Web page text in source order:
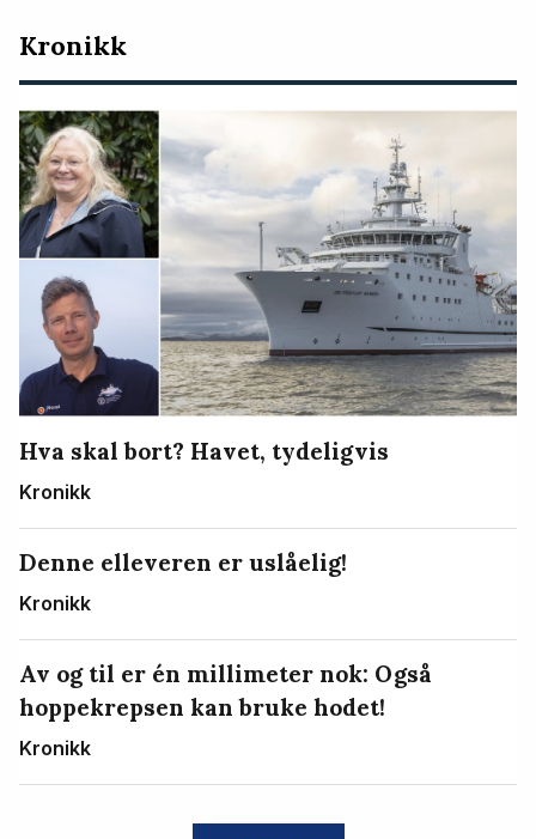
Kronikk
Hva skal bort? Havet, tydeligvis
Kronikk
Denne elleveren er uslåelig!
Kronikk
Av og til er én millimeter nok: Også
hoppekrepsen kan bruke hodet!
Kronikk